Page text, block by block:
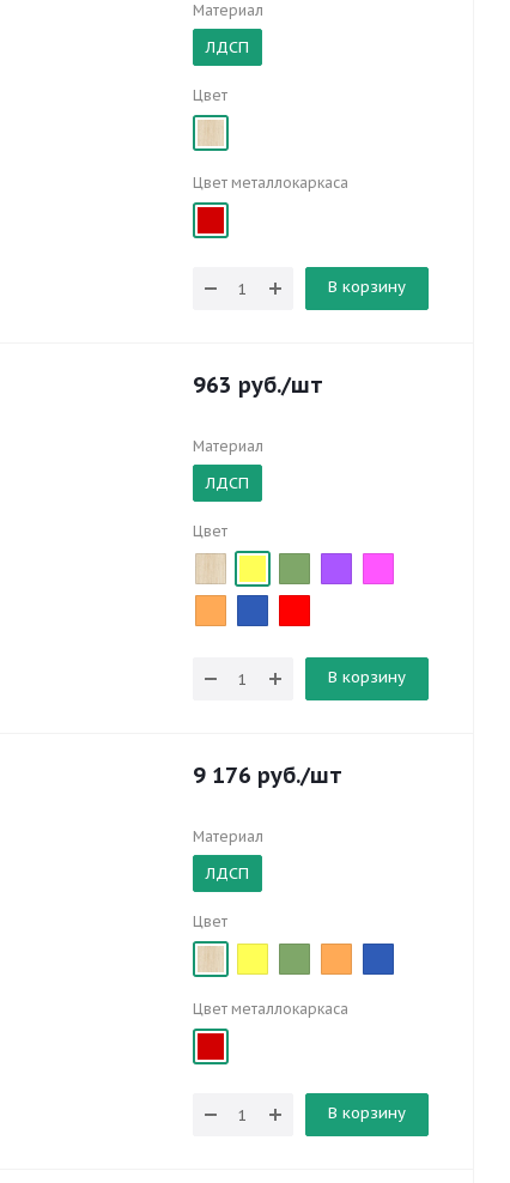
Материал
ЛДСП
Цвет
Цвет металлокаркаса
В корзину
963 руб./шт
Материал
ЛДСП
Цвет
В корзину
9 176 руб./шт
Материал
ЛДСП
Цвет
Цвет металлокаркаса
В корзину